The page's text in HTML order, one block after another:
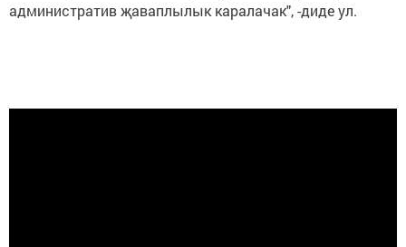
административ җаваплылык каралачак", -диде ул.